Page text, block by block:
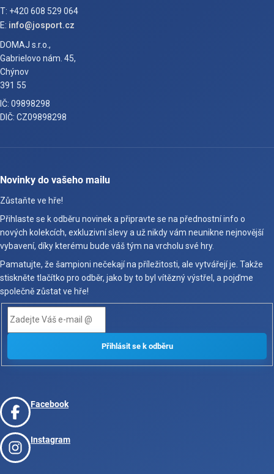
T: +420 608 529 064
E: info@josport.cz
DOMAJ s.r.o.,
Gabrielovo nám. 45,
Chýnov
391 55
IČ: 09898298
DIČ: CZ09898298
Novinky do vašeho mailu
Zůstaňte ve hře!
Přihlaste se k odběru novinek a připravte se na přednostní info o
nových kolekcích, exkluzivní slevy a už nikdy vám neunikne nejnovější
vybavení, díky kterému bude váš tým na vrcholu své hry.
Pamatujte, že šampioni nečekají na příležitosti, ale vytvářejí je. Takže
stiskněte tlačítko pro odběr, jako by to byl vítězný výstřel, a pojďme
společně zůstat ve hře!
Facebook
Instagram